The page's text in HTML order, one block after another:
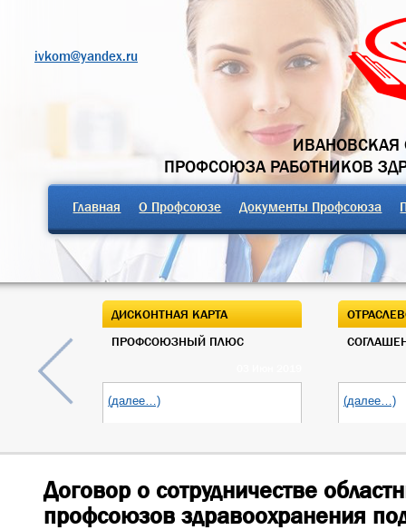
ivkom@yandex.ru
ИВАНОВСКАЯ
ПРОФСОЮЗА РАБОТНИКОВ
Главная О Профсоюзе Документы Профсоюза
ДИСКОНТНАЯ КАРТА
ПРОФСОЮЗНЫЙ ПЛЮС
(далее…) (далее…)
Договор о сотрудничестве
профсоюзов здравоохранения